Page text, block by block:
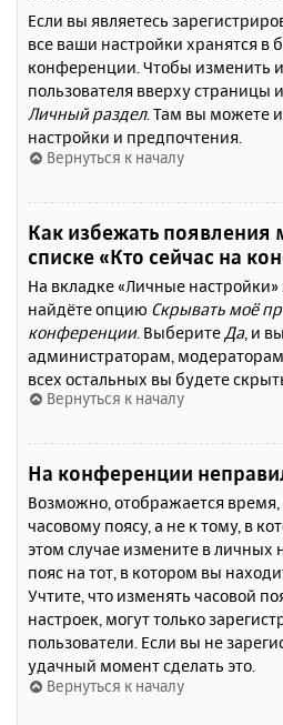
Если вы являетесь
все ваши настройки хранятся в
конференции. Чтобы изменить
пользователя вверху страницы
Личный раздел. Там вы можете
настройки и предпочтения.
Вернуться к началу
Как избежать появления
списке «Кто сейчас на
На вкладке «Личные
найдёте опцию Скрывать моё
конференции. Выберите Да, и
администраторам,
всех остальных вы будете
Вернуться к началу
На конференции
Возможно, отображается
часовому поясу, а не к тому, в
этом случае измените в личных
пояс на тот, в котором вы
Учтите, что изменять часовой
настроек, могут только
пользователи. Если вы не
удачный момент сделать это.
Вернуться к началу